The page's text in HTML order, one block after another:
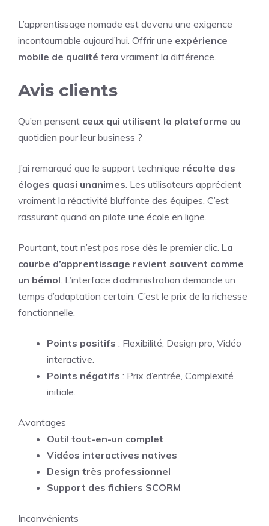
L’apprentissage nomade est devenu une exigence
incontournable aujourd’hui. Offrir une expérience
mobile de qualité fera vraiment la différence.
Avis clients
Qu’en pensent ceux qui utilisent la plateforme au
quotidien pour leur business ?
J’ai remarqué que le support technique récolte des
éloges quasi unanimes . Les utilisateurs apprécient
vraiment la réactivité bluffante des équipes. C’est
rassurant quand on pilote une école en ligne.
Pourtant, tout n’est pas rose dès le premier clic. La
courbe d’apprentissage revient souvent comme
un bémol . L’interface d’administration demande un
temps d’adaptation certain. C’est le prix de la richesse
fonctionnelle.
Points positifs : Flexibilité, Design pro, Vidéo
interactive.
Points négatifs : Prix d’entrée, Complexité
initiale.
Avantages
Outil tout-en-un complet
Vidéos interactives natives
Design très professionnel
Support des fichiers SCORM
Inconvénients